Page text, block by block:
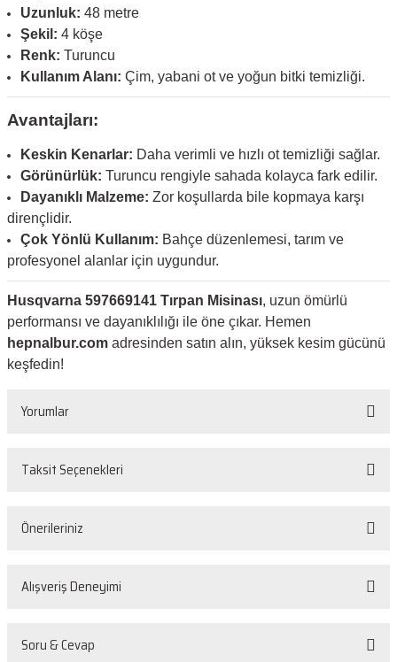
Uzunluk: 48 metre
Şekil: 4 köşe
Renk: Turuncu
Kullanım Alanı: Çim, yabani ot ve yoğun bitki temizliği.
Avantajları:
Keskin Kenarlar: Daha verimli ve hızlı ot temizliği sağlar.
Görünürlük: Turuncu rengiyle sahada kolayca fark edilir.
Dayanıklı Malzeme: Zor koşullarda bile kopmaya karşı
dirençlidir.
Çok Yönlü Kullanım: Bahçe düzenlemesi, tarım ve
profesyonel alanlar için uygundur.
Husqvarna 597669141 Tırpan Misinası, uzun ömürlü
performansı ve dayanıklılığı ile öne çıkar. Hemen
hepnalbur.com adresinden satın alın, yüksek kesim gücünü
keşfedin!
Yorumlar
Taksit Seçenekleri
Önerileriniz
Bu ürünün fiyat bilgisi, resim, ürün açıklamalarında ve diğer konularda
Alışveriş Deneyimi
Sorunsuz
Soru & Cevap